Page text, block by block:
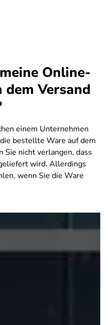
Online-
Versand
einem Unternehmen
bestellte Ware auf dem
Sie nicht verlangen, dass
wird. Allerdings
wenn Sie die Ware